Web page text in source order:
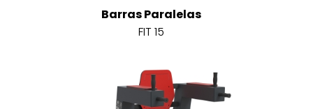
Barras Paralelas
FIT 15